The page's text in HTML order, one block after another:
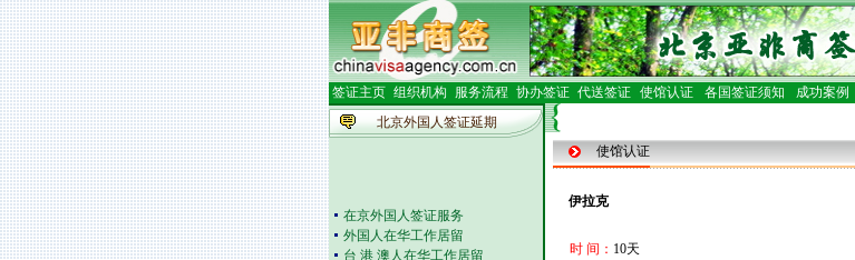
签证主页 组织机构 服务流程 协办签证 代送签证 使馆认证 各国签证须知 成功案例
北京外国人签证延期
在京外国人签证服务
外国人在华工作居留
台 港 澳人在华工作居留
使馆认证
伊拉克
时 间： 10天